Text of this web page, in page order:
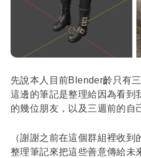
先說本人目前Blender齡只有
這邊的筆記是整理給因為看到
的幾位朋友，以及三週前的自
（謝謝之前在這個群組裡收到
整理筆記來把這些善意傳給未